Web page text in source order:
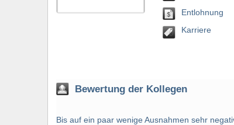
Entlohnung
Karriere
Bewertung der Kollegen
Bis auf ein paar wenige Ausnahmen sehr